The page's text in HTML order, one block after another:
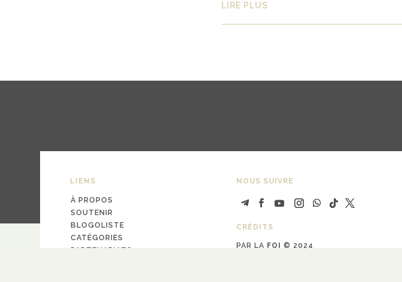
LIRE PLUS
LIENS
À PROPOS
SOUTENIR
BLOGOLISTE
CATÉGORIES
PARTENARIATS
NOUS SUIVRE
CRÉDITS
PAR LA FOI © 2024